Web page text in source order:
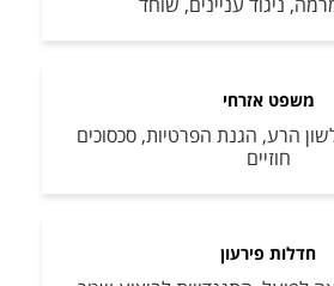
משפט אזרחי
הרע, הגנת הפרטיות, סכסוכים
חוזיים
חדלות פירעון